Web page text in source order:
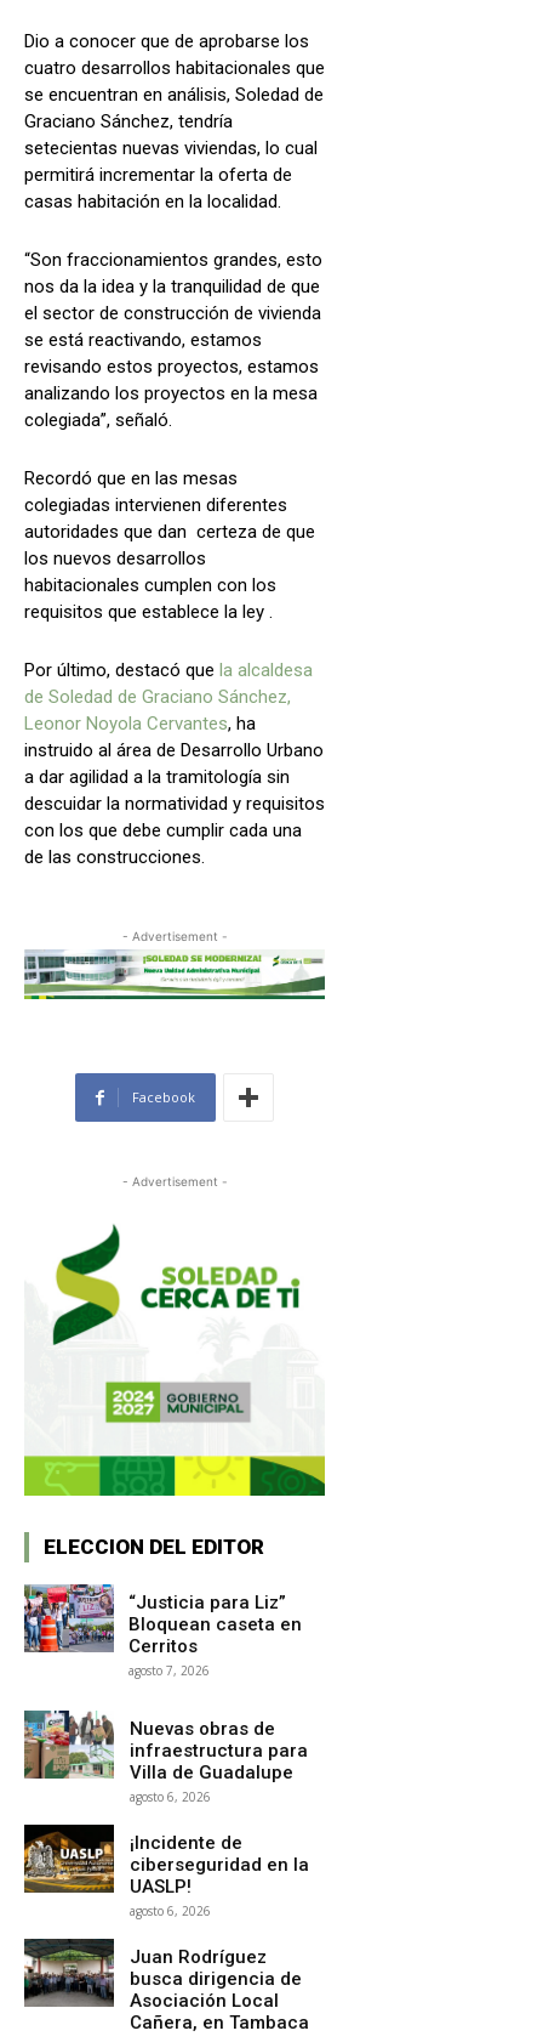
Dio a conocer que de aprobarse los
cuatro desarrollos habitacionales que
se encuentran en análisis, Soledad de
Graciano Sánchez, tendría
setecientas nuevas viviendas, lo cual
permitirá incrementar la oferta de
casas habitación en la localidad.
“Son fraccionamientos grandes, esto
nos da la idea y la tranquilidad de que
el sector de construcción de vivienda
se está reactivando, estamos
revisando estos proyectos, estamos
analizando los proyectos en la mesa
colegiada”, señaló.
Recordó que en las mesas
colegiadas intervienen diferentes
autoridades que dan certeza de que
los nuevos desarrollos
habitacionales cumplen con los
requisitos que establece la ley .
Por último, destacó que la alcaldesa
de Soledad de Graciano Sánchez,
Leonor Noyola Cervantes, ha
instruido al área de Desarrollo Urbano
a dar agilidad a la tramitología sin
descuidar la normatividad y requisitos
con los que debe cumplir cada una
de las construcciones.
- Advertisement -
Facebook
- Advertisement -
ELECCION DEL EDITOR
“Justicia para Liz”
Bloquean caseta en
Cerritos
agosto 7, 2026
Nuevas obras de
infraestructura para
Villa de Guadalupe
agosto 6, 2026
¡Incidente de
ciberseguridad en la
UASLP!
agosto 6, 2026
Juan Rodríguez
busca dirigencia de
Asociación Local
Cañera, en Tambaca